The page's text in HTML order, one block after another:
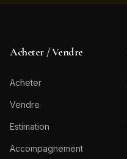
Acheter / Vendre
Acheter
Vendre
Estimation
Accompagnement